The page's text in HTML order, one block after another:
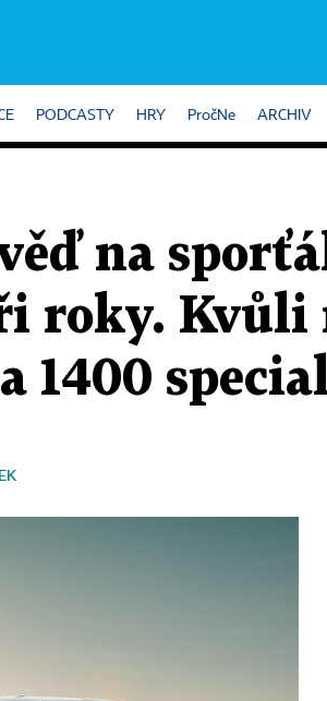
PODCASTY HRY PročNe ARCHIV
na
roky. Kvůli
1400